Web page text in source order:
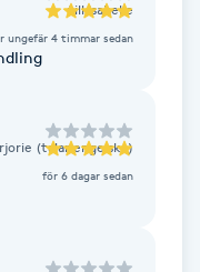
till Isabelle
ungefär 4 timmar sedan
(talar engelska)
för 6 dagar sedan